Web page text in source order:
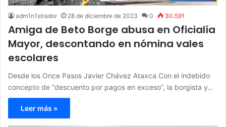
adm1n1strador 28 de diciembre de 2023 0 30.591
Amiga de Beto Borge abusa en Oficialía
Mayor, descontando en nómina vales
escolares
Desde los Once Pasos Javier Chávez Ataxca Con el indebido
concepto de “descuento por pagos en exceso”, la borgista y…
Leer más »